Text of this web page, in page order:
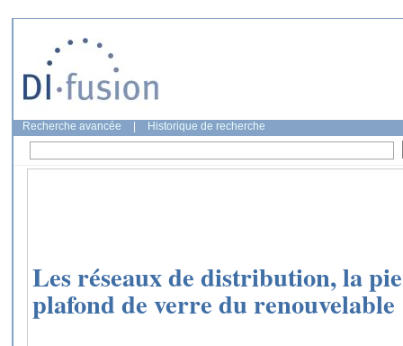
Recherche avancée Historique de recherche
Les réseaux de distribution, la
plafond de verre du renouvelable